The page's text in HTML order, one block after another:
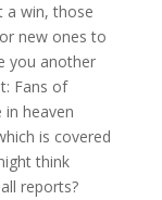
a win, those
new ones to
you another
Fans of
heaven
is covered
think
reports?